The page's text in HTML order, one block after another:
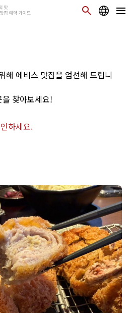
해 에비스 맛집을 엄선해 드립니
찾아보세요!
하세요.